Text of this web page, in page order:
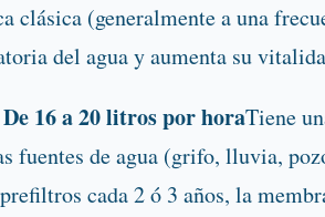
clásica (generalmente a una
del agua y aumenta su
De 16 a 20 litros por horaTiene
fuentes de agua (grifo, lluvia,
cada 2 ó 3 años, la